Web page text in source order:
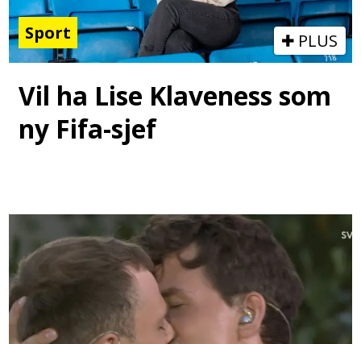
Sport PLUS
Vil ha Lise Klaveness som
ny Fifa-sjef